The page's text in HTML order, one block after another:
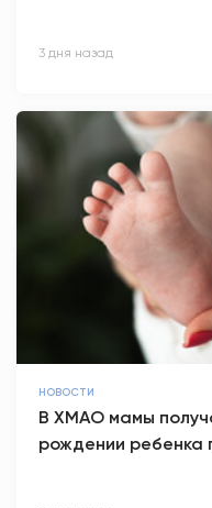
3 дня назад
НОВОСТИ
В ХМАО мамы
рождении ребенка